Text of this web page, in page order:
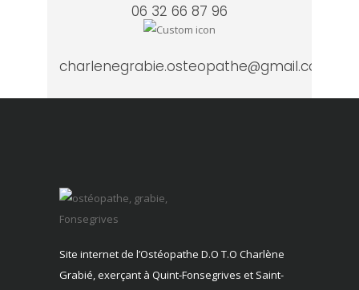
06 32 66 87 96
charlenegrabie.osteopathe@gmail.com
Site internet de l’Ostéopathe D.O T.O Charlène
Grabié, exerçant à Quint-Fonsegrives et Saint-